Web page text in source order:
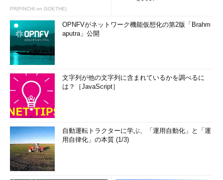
PR(FINCHI on GOETHE)
OPNFVがネットワーク機能仮想化の第2版「Brahm
aputra」公開
文字列が他の文字列に含まれているかを調べるに
は？［JavaScript］
自動運転トラクターに学ぶ、「運用自動化」と「運
用自律化」の本質 (1/3)